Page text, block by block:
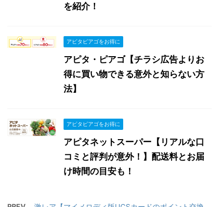
を紹介！
アピタピアゴをお得に
アピタ・ピアゴ【チラシ広告よりお
得に買い物できる意外と知らない方
法】
アピタピアゴをお得に
アピタネットスーパー【リアルな口
コミと評判が意外！】配送料とお届
け時間の目安も！